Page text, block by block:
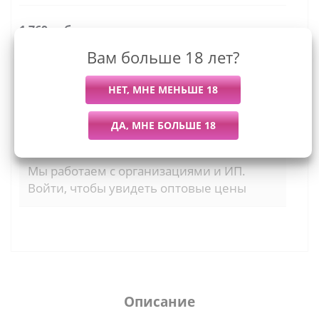
1 769 руб.
Последний раз купили
Более 7 дней назад
Всего купили
44 штуки
Мы работаем с организациями и ИП.
Войти, чтобы увидеть оптовые цены
Описание
Вам больше 18 лет?